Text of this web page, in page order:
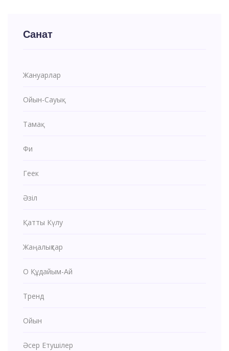
Санат
Жануарлар
Ойын-Сауық
Тамақ
Фи
Геек
Әзіл
Қатты Күлу
Жаңалықтар
О Құдайым-Ай
Тренд
Ойын
Әсер Етушілер